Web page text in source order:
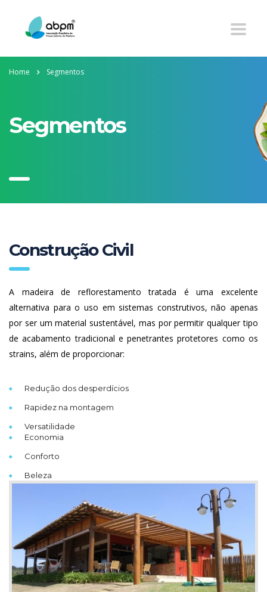
Home Segmentos
Segmentos
Construção Civil
A madeira de reflorestamento tratada é uma excelente
alternativa para o uso em sistemas construtivos, não apenas
por ser um material sustentável, mas por permitir qualquer tipo
de acabamento tradicional e penetrantes protetores como os
strains, além de proporcionar:
Redução dos desperdícios
Rapidez na montagem
Versatilidade
Economia
Conforto
Beleza